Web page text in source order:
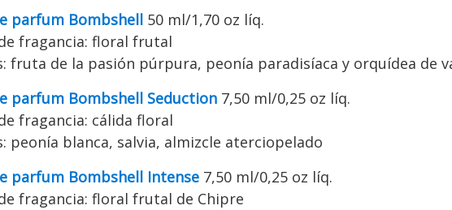
parfum Bombshell 50 ml/1,70 oz líq.
fragancia: floral frutal
fruta de la pasión púrpura, peonía paradisíaca y orquídea de
parfum Bombshell Seduction 7,50 ml/0,25 oz líq.
fragancia: cálida floral
peonía blanca, salvia, almizcle aterciopelado
parfum Bombshell Intense 7,50 ml/0,25 oz líq.
fragancia: floral frutal de Chipre